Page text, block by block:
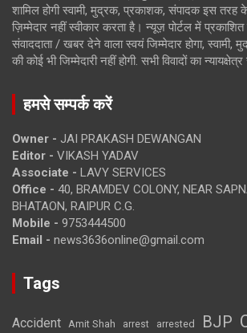
शामिल होगी स्वामी, मुद्रक, प्रकाशक, संपादक इस तरह
ज़िम्मेदार नहीं स्वीकार करता है। न्यूज़ पोर्टल में
संवाददाता / खबर देने वाला स्वयं जिम्मेदार होगा,
की कोई भी जिम्मेदारी नहीं होगी. सभी विवादों का न्यायक्षेत्र
हमसे सम्पर्क करें
Owner - JAI PRAKASH DEWANGAN
Editor - VIKASH YADAV
Associate - LAVY SERVICES
Office - 40, BRAMDEV COLONY, NEAR
BHATAON, RAIPUR C.G.
Mobile - 9753444500
Email - news3636online@gmail.com
Tags
Accident Amit Shah arrest arrested BJP